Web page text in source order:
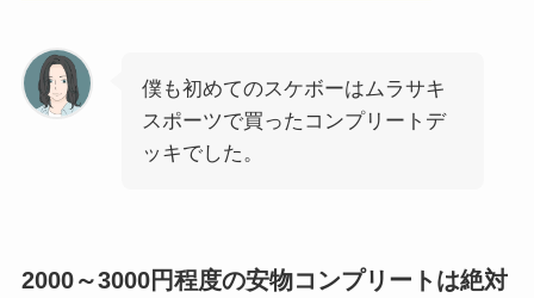
僕も初めてのスケボーはムラサキ
スポーツで買ったコンプリートデ
ッキでした。
2000～3000円程度の安物コンプリートは絶対